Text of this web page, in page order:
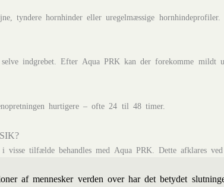
tyndere hornhinder eller uregelmæssige hornhindeprofiler.
indgrebet. Efter Aqua PRK kan der forekomme mildt
hurtigere – ofte 24 til 48 timer.
tilfælde behandles med Aqua PRK. Dette afklares ved
af mennesker verden over har det betydet